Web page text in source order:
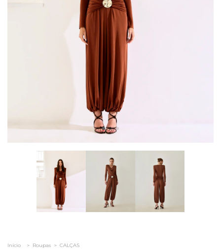
Início > Roupas > CALÇAS